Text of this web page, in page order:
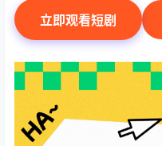
立即观看短剧